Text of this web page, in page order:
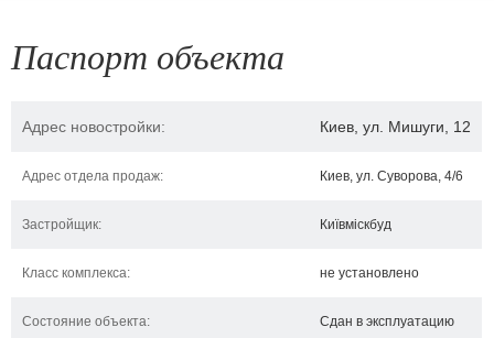
Паспорт объекта
Адрес новостройки: Киев, ул. Мишуги, 12
Адрес отдела продаж: Киев, ул. Суворова, 4/6
Застройщик: Київміскбуд
Класс комплекса: не установлено
Состояние объекта: Сдан в эксплуатацию